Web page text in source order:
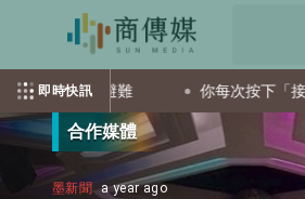
即時快訊
導民眾避難 你每次按下「接受
合作媒體
墨新聞 a year ago